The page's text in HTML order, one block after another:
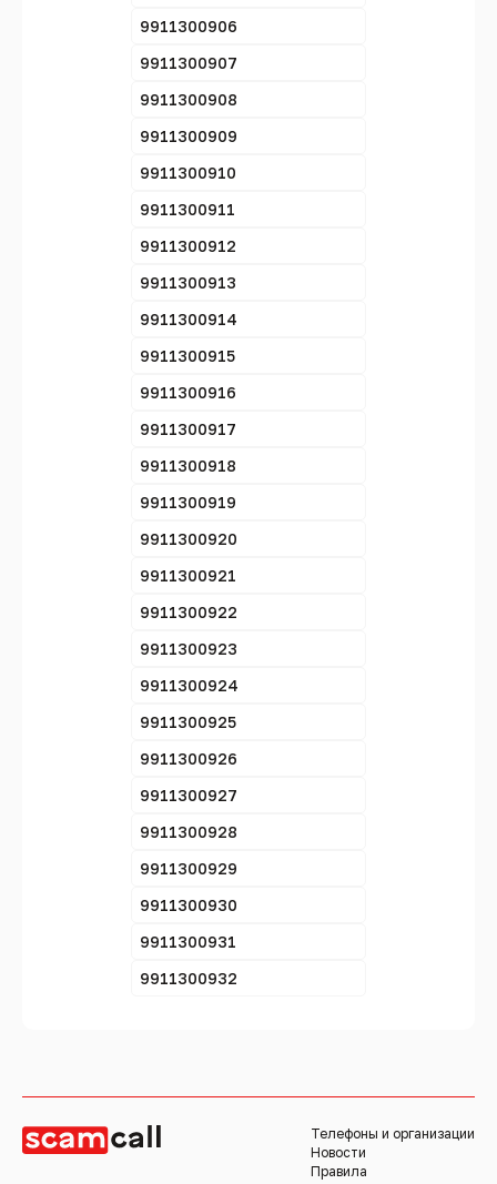
9911300906
9911300907
9911300908
9911300909
9911300910
9911300911
9911300912
9911300913
9911300914
9911300915
9911300916
9911300917
9911300918
9911300919
9911300920
9911300921
9911300922
9911300923
9911300924
9911300925
9911300926
9911300927
9911300928
9911300929
9911300930
9911300931
9911300932
Телефоны и организации
Новости
Правила